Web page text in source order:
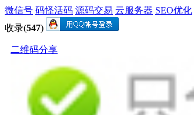
微信号 码怪活码 源码交易 云服务器 SEO优化
收录(547)
二维码分享